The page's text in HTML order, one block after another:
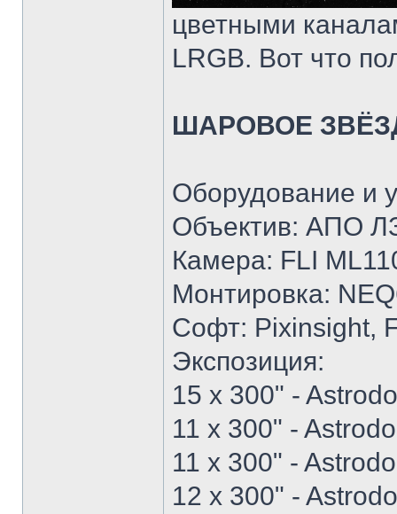
цветными
LRGB. Вот что
ШАРОВОЕ
Оборудование и
Объектив: АПО
Камера: FLI
Монтировка:
Софт: Pixinsight,
Экспозиция:
15 x 300" -
11 x 300" -
11 x 300" -
12 x 300" -